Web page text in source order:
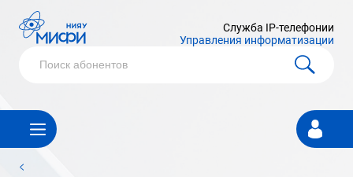
Служба IP-телефонии
Управления информатизации
Личный
кабинет
<